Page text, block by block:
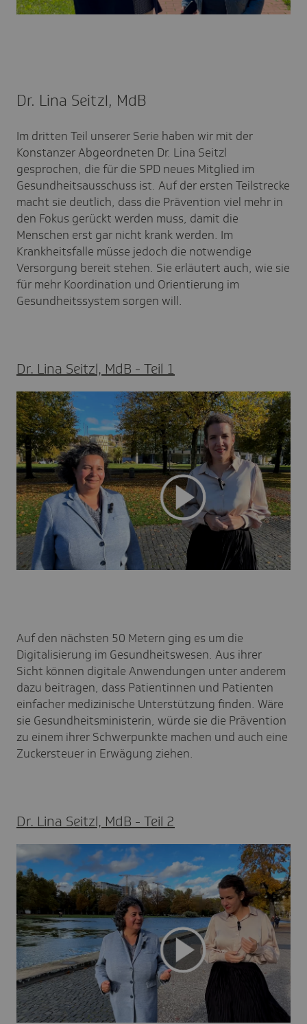
Dr. Lina Seitzl, MdB
Im dritten Teil unserer Serie haben wir mit der
Konstanzer Abgeordneten Dr. Lina Seitzl
gesprochen, die für die SPD neues Mitglied im
Gesundheitsausschuss ist. Auf der ersten Teilstrecke
macht sie deutlich, dass die Prävention viel mehr in
den Fokus gerückt werden muss, damit die
Menschen erst gar nicht krank werden. Im
Krankheitsfalle müsse jedoch die notwendige
Versorgung bereit stehen. Sie erläutert auch, wie sie
für mehr Koordination und Orientierung im
Gesundheitssystem sorgen will.
Dr. Lina Seitzl, MdB - Teil 1
Auf den nächsten 50 Metern ging es um die
Digitalisierung im Gesundheitswesen. Aus ihrer
Sicht können digitale Anwendungen unter anderem
dazu beitragen, dass Patientinnen und Patienten
einfacher medizinische Unterstützung finden. Wäre
sie Gesundheitsministerin, würde sie die Prävention
zu einem ihrer Schwerpunkte machen und auch eine
Zuckersteuer in Erwägung ziehen.
Dr. Lina Seitzl, MdB - Teil 2